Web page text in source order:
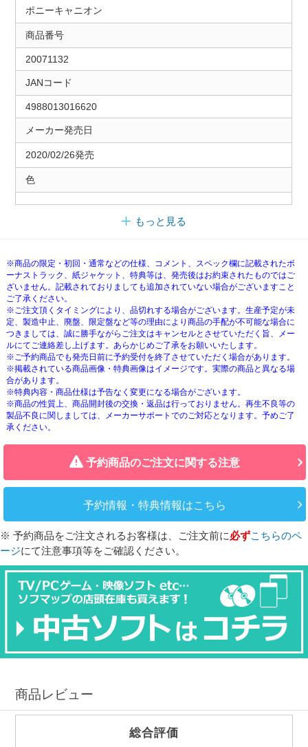
ポニーキャニオン
商品番号
20071132
JANコード
4988013016620
メーカー発売日
2020/02/26発売
色
もっと見る
※商品の限定・初回・通常などの仕様、コメント、スペック欄に記載されたボ
ーナストラック、紙ジャケット、特典等は、発売後はお約束されたものではご
ざいません。記載されておりましても追加されていない場合がございますこと
ご了承ください。
※ご注文頂くタイミングにより、品切れする場合がございます。生産予定が未
定、製造中止、廃盤、限定盤など等の理由により商品の手配が不可能な場合に
つきましては、誠に勝手ながらご注文はキャンセルとさせていただく旨、メー
ルにてご連絡差し上げます。あらかじめご了承をお願いいたします。
※ご予約商品でも発売日前に予約受付を終了させていただく場合があります。
※掲載されている商品画像・特典画像はイメージです。実際の商品と異なる場
合があります。
※特典内容・商品仕様は予告なく変更になる場合がございます。
※商品の性質上、商品開封後の交換・返品は行っておりません。再生不良等の
製品不良に関しましては、メーカーサポートでのご対応となります。予めご了
承ください。
予約商品のご注文に関する注意
予約情報・特典情報はこちら
※ 予約商品をご注文されるお客様は、ご注文前に必ずこちらのペ
ージにて注意事項等をご確認ください。
商品レビュー
総合評価